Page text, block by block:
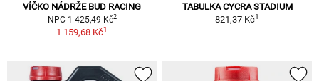
VÍČKO NÁDRŽE BUD RACING
NPC 1 425,49 Kč2
1 159,68 Kč1
TABULKA CYCRA STADIUM
821,37 Kč1